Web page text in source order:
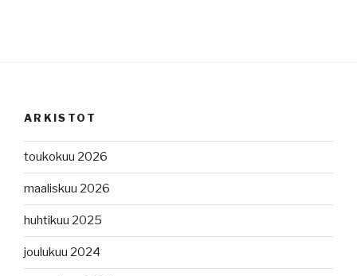
ARKISTOT
toukokuu 2026
maaliskuu 2026
huhtikuu 2025
joulukuu 2024